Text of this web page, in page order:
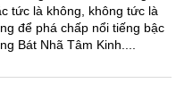
tức là không, không tức là
để phá chấp nổi tiếng bậc
Bát Nhã Tâm Kinh....